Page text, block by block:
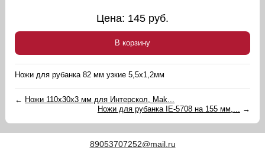
Цена: 145 руб.
В корзину
Ножи для рубанка 82 мм узкие 5,5х1,2мм
← Ножи 110х30х3 мм для Интерскол, Mak...
Ножи для рубанка IE-5708 на 155 мм,... →
89053707252@mail.ru